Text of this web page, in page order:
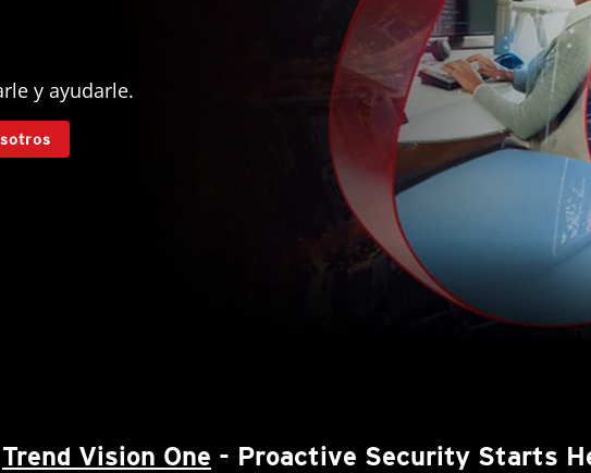
y ayudarle.
Trend Vision One - Proactive Security Starts